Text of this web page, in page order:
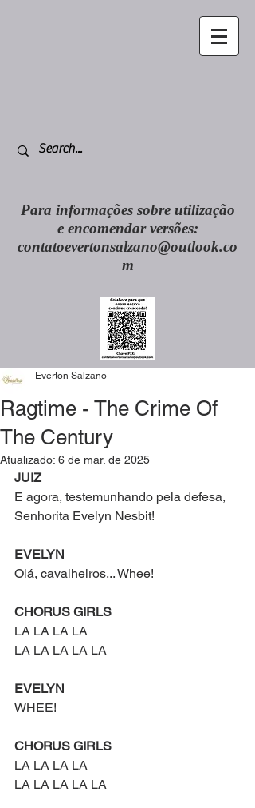
Para informações sobre utilização
e encomendar versões:
contatoevertonsalzano@outlook.co
m
Ragtime - The Crime Of
The Century
Everton Salzano
Atualizado: 6 de mar. de 2025
JUIZ
E agora, testemunhando pela defesa,
Senhorita Evelyn Nesbit!
EVELYN
Olá, cavalheiros... Whee!
CHORUS GIRLS
LA LA LA LA
LA LA LA LA LA
EVELYN
WHEE!
CHORUS GIRLS
LA LA LA LA
LA LA LA LA LA